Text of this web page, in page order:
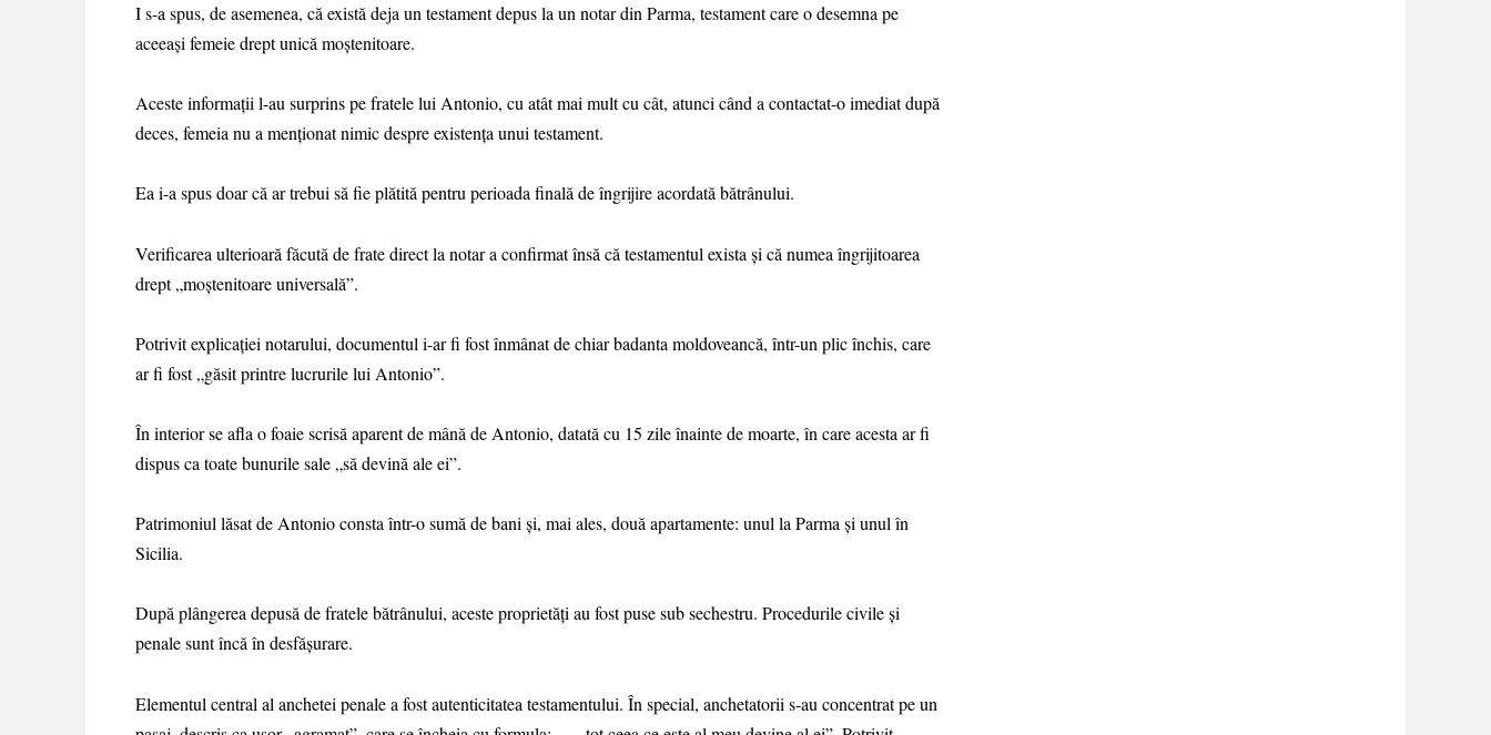
I s-a spus, de asemenea, că există deja un testament depus la un notar din Parma, testament care o desemna pe
aceeași femeie drept unică moștenitoare.
Aceste informații l-au surprins pe fratele lui Antonio, cu atât mai mult cu cât, atunci când a contactat-o imediat după
deces, femeia nu a menționat nimic despre existența unui testament.
Ea i-a spus doar că ar trebui să fie plătită pentru perioada finală de îngrijire acordată bătrânului.
Verificarea ulterioară făcută de frate direct la notar a confirmat însă că testamentul exista și că numea îngrijitoarea
drept „moștenitoare universală”.
Potrivit explicației notarului, documentul i-ar fi fost înmânat de chiar badanta moldoveancă, într-un plic închis, care
ar fi fost „găsit printre lucrurile lui Antonio”.
În interior se afla o foaie scrisă aparent de mână de Antonio, datată cu 15 zile înainte de moarte, în care acesta ar fi
dispus ca toate bunurile sale „să devină ale ei”.
Patrimoniul lăsat de Antonio consta într-o sumă de bani și, mai ales, două apartamente: unul la Parma și unul în
Sicilia.
După plângerea depusă de fratele bătrânului, aceste proprietăți au fost puse sub sechestru. Procedurile civile și
penale sunt încă în desfășurare.
Elementul central al anchetei penale a fost autenticitatea testamentului. În special, anchetatorii s-au concentrat pe un